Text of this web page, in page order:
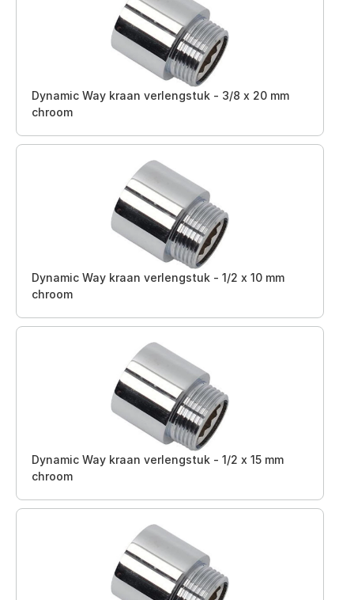
Dynamic Way kraan verlengstuk - 3/8 x 20 mm
chroom
Dynamic Way kraan verlengstuk - 1/2 x 10 mm
chroom
Dynamic Way kraan verlengstuk - 1/2 x 15 mm
chroom